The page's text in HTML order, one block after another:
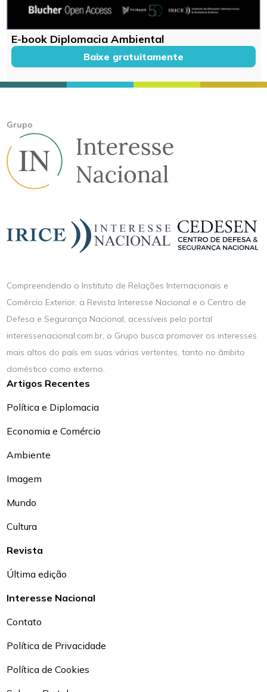
E-book Diplomacia Ambiental
Baixe gratuitamente
Grupo
Compreendendo o Instituto de Relações Internacionais e
Comércio Exterior, a Revista Interesse Nacional e o Centro de
Defesa e Segurança Nacional, acessíveis pelo portal
interessenacional.com.br, o Grupo busca promover os interesses
mais altos do país em suas várias vertentes, tanto no âmbito
doméstico como externo.
Artigos Recentes
Política e Diplomacia
Economia e Comércio
Ambiente
Imagem
Mundo
Cultura
Revista
Última edição
Interesse Nacional
Contato
Política de Privacidade
Política de Cookies